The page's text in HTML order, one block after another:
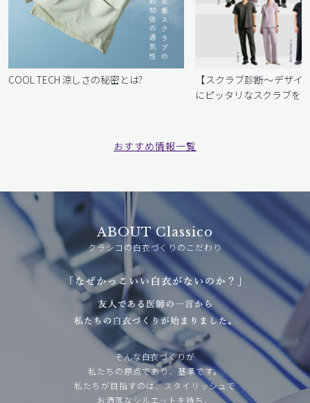
COOL TECH 涼しさの秘密とは?
【スクラブ診断〜デザイ
にピッタリなスクラブを
おすすめ情報一覧
ABOUT Classico
クラシコの白衣づくりのこだわり
そんな白衣づくりが
私たちの原点であり、基準です。
私たちが目指すのは、スタイリッシュで
お洒落なシルエットを持ち、